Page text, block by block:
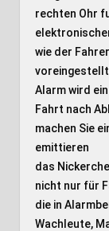
rechten Ohr
wie der
Alarm wird
Fahrt nach
machen Sie
emittieren
das
nicht nur für
die in
Wachleute,